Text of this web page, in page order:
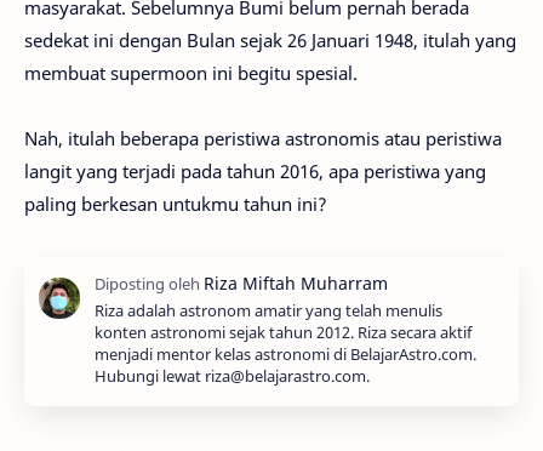
masyarakat. Sebelumnya Bumi belum pernah berada
sedekat ini dengan Bulan sejak 26 Januari 1948, itulah yang
membuat supermoon ini begitu spesial.
Nah, itulah beberapa peristiwa astronomis atau peristiwa
langit yang terjadi pada tahun 2016, apa peristiwa yang
paling berkesan untukmu tahun ini?
Riza adalah astronom amatir yang telah menulis
konten astronomi sejak tahun 2012. Riza secara aktif
menjadi mentor kelas astronomi di BelajarAstro.com.
Hubungi lewat riza@belajarastro.com.